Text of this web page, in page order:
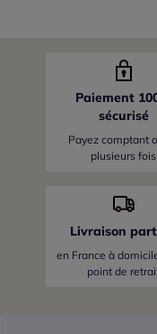
Paiement
sécurisé
Payez comptant
plusieurs fois
Livraison
en France à
point de